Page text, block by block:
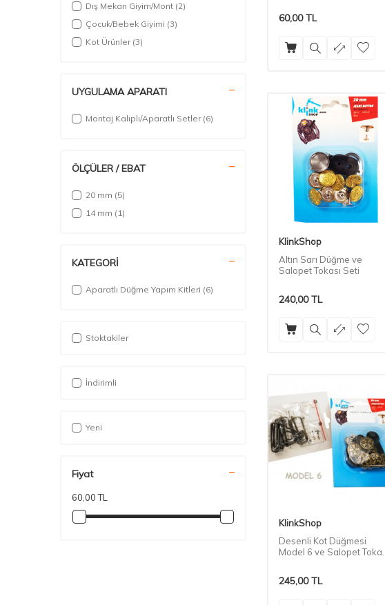
Dış Mekan Giyim/Mont (2)
Çocuk/Bebek Giyimi (3)
Kot Ürünler (3)
UYGULAMA APARATI
Montaj Kalıplı/Aparatlı Setler (6)
ÖLÇÜLER / EBAT
20 mm (5)
14 mm (1)
KATEGORİ
Aparatlı Düğme Yapım Kitleri (6)
Stoktakiler
İndirimli
Yeni
Fiyat
60,00 TL
60,00TL
KlinkShop
Altın Sarı Düğme ve
Salopet Tokası Seti
240,00TL
KlinkShop
Desenli Kot Düğmesi
Model 6 ve Salopet Tokası
245,00TL